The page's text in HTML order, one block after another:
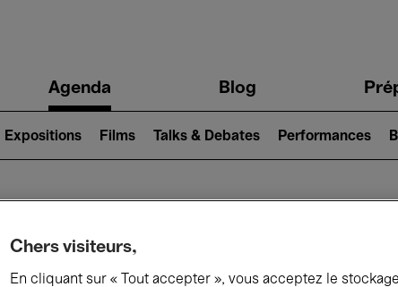
navigationAgenda Blog
Expositions Films Talks & Debates Performances
Ce qui se
Chers visiteurs,
En cliquant sur « Tout accepter », vous acceptez le